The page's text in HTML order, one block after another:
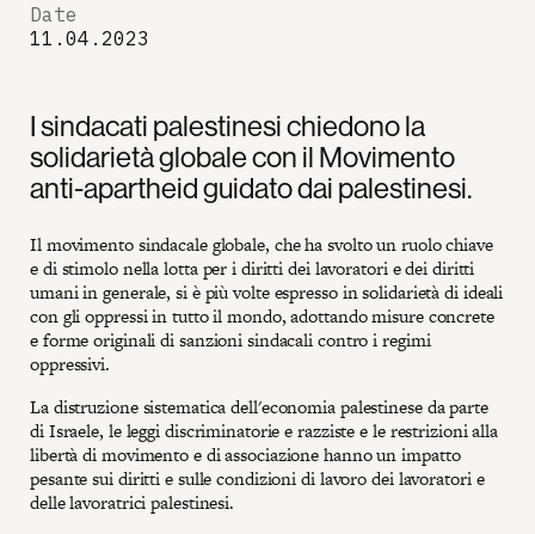
I sindacati palestinesi chiedono la
solidarietà globale con il Movimento
anti-apartheid guidato dai palestinesi.
Il movimento sindacale globale, che ha svolto un ruolo chiave
e di stimolo nella lotta per i diritti dei lavoratori e dei diritti
umani in generale, si è più volte espresso in solidarietà di ideali
con gli oppressi in tutto il mondo, adottando misure concrete
e forme originali di sanzioni sindacali contro i regimi
oppressivi.
La distruzione sistematica dell'economia palestinese da parte
di Israele, le leggi discriminatorie e razziste e le restrizioni alla
libertà di movimento e di associazione hanno un impatto
pesante sui diritti e sulle condizioni di lavoro dei lavoratori e
delle lavoratrici palestinesi.
Date
11.04.2023